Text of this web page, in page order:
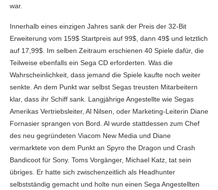
war.
Innerhalb eines einzigen Jahres sank der Preis der 32-Bit
Erweiterung vom 159$ Startpreis auf 99$, dann 49$ und letztlich
auf 17,99$. Im selben Zeitraum erschienen 40 Spiele dafür, die
Teilweise ebenfalls ein Sega CD erforderten. Was die
Wahrscheinlichkeit, dass jemand die Spiele kaufte noch weiter
senkte. An dem Punkt war selbst Segas treusten Mitarbeitern
klar, dass ihr Schiff sank. Langjährige Angestellte wie Segas
Amerikas Vertriebsleiter, Al Nilsen, oder Marketing-Leiterin Diane
Fornasier sprangen von Bord. Al wurde stattdessen zum Chef
des neu gegründeten Viacom New Media und Diane
vermarktete von dem Punkt an Spyro the Dragon und Crash
Bandicoot für Sony. Toms Vorgänger, Michael Katz, tat sein
übriges. Er hatte sich zwischenzeitlich als Headhunter
selbstständig gemacht und holte nun einen Sega Angestellten